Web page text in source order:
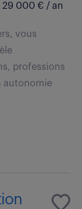
29 000 € / an
vous
professions
autonomie